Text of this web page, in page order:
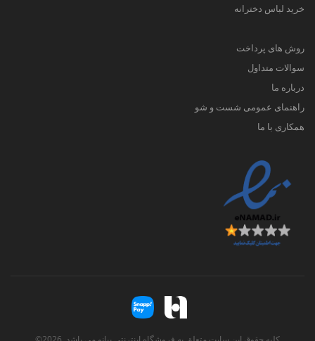
خرید لباس دخترانه
روش های پرداخت
سوالات متداول
درباره ما
راهنمای عمومی شست و شو
همکاری با ما